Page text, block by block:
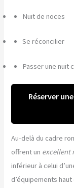
Nuit de noces
Se réconcilier
Passer une nuit
Réserver
Au-delà du cadre
offrent un excellent
inférieur à celui
d’équipements